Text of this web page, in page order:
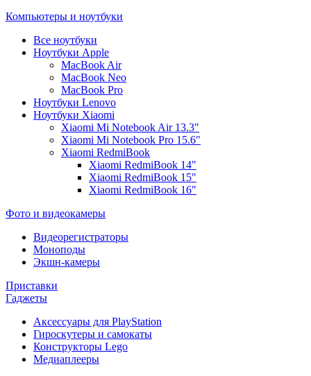
Компьютеры и ноутбуки
Все ноутбуки
Ноутбуки Apple
MacBook Air
MacBook Neo
MacBook Pro
Ноутбуки Lenovo
Ноутбуки Xiaomi
Xiaomi Mi Notebook Air 13.3"
Xiaomi Mi Notebook Pro 15.6"
Xiaomi RedmiBook
Xiaomi RedmiBook 14"
Xiaomi RedmiBook 15"
Xiaomi RedmiBook 16"
Фото и видеокамеры
Видеорегистраторы
Моноподы
Экшн-камеры
Приставки
Гаджеты
Аксессуары для PlayStation
Гироскутеры и самокаты
Конструкторы Lego
Медиаплееры